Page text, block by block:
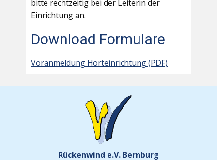
bitte rechtzeitig bei der Leiterin der
Einrichtung an.
Download Formulare
Voranmeldung Horteinrichtung (PDF)
Rückenwind e.V. Bernburg